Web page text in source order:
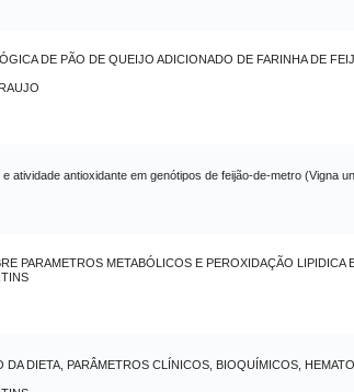
DE PÃO DE QUEIJO ADICIONADO DE FARINHA DE
atividade antioxidante em genótipos de feijão-de-metro (Vigna
PARAMETROS METABÓLICOS E PEROXIDAÇÃO
DIETA, PARÂMETROS CLÍNICOS, BIOQUÍMICOS,